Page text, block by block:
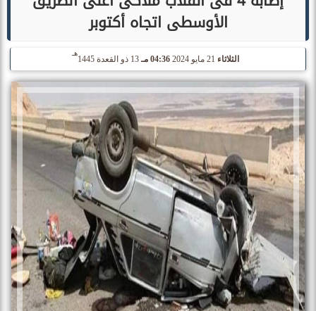
الأوسطى اتجاه أكتوبر
الثلاثاء 04:36 مـ 13 ذو القعدة 1445
هـ